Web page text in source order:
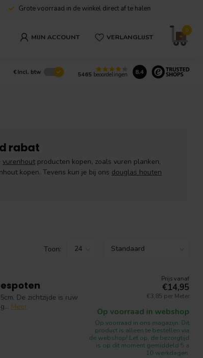
Grote voorraad in de winkel direct af te halen
MIJN ACCOUNT VERLANGLIJST
0
€ Incl. btw 5465 beoordelingen 8.4
rabat
vurenhout producten kopen, zoals vuren planken,
kopen. Tevens kun je bij ons douglas houten
Toon:
De zichtzijde is ruw
Meer
Prijs vanaf
€14,95
€3,85 per Meter
Op voorraad in webshop
Op voorraad in ons magazijn. Dit
product is alleen te bestellen via
de webshop! Let op, de bezorgtijd
is op dit moment gemiddeld 5 a
10 werkdagen.